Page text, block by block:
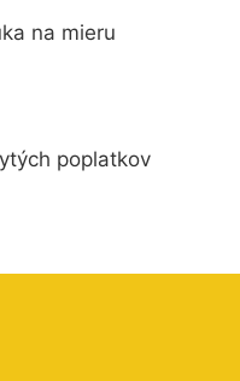
na mieru
poplatkov